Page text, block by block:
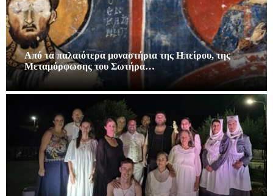
Από τα παλαιότερα μοναστήρια της Ηπείρου, της
Μεταμόρφωσης του Σωτήρα…